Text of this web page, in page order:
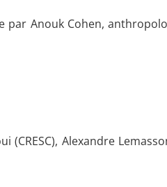
par Anouk Cohen,
(CRESC), Alexandre